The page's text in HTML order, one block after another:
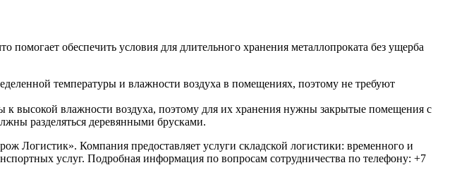
помогает обеспечить условия для длительного хранения металлопроката без ущерба
температуры и влажности воздуха в помещениях, поэтому не требуют
высокой влажности воздуха, поэтому для их хранения нужны закрытые помещения с
разделяться деревянными брусками.
Логистик». Компания предоставляет услуги складской логистики: временного и
услуг. Подробная информация по вопросам сотрудничества по телефону: +7